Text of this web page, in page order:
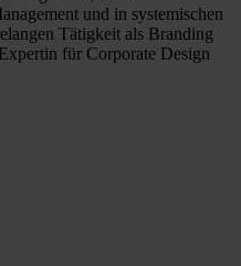
und in systemischen
Tätigkeit als Branding
für Corporate Design